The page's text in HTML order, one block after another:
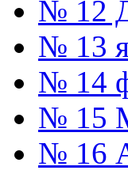
№ 12
№ 13
№ 14
№ 15
№ 16